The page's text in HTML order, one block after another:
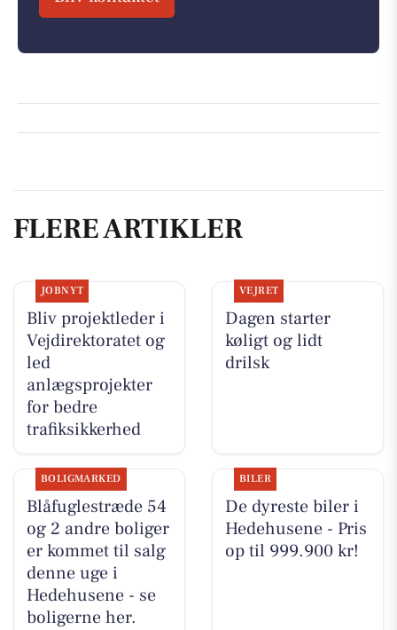
FLERE ARTIKLER
JOBNYT
Bliv projektleder i
Vejdirektoratet og
led
anlægsprojekter
for bedre
trafiksikkerhed
VEJRET
Dagen starter
køligt og lidt
drilsk
BOLIGMARKED
Blåfuglestræde 54
og 2 andre boliger
er kommet til salg
denne uge i
Hedehusene - se
boligerne her.
BILER
De dyreste biler i
Hedehusene - Pris
op til 999.900 kr!